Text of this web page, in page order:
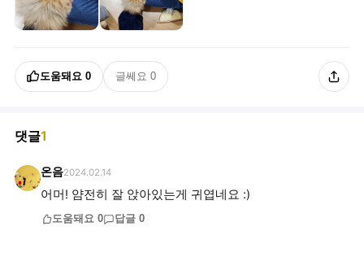
도움돼요 0 글쎄요 0
댓글1
온음2024.02.14
어머! 얌전히 잘 앉아있는게 귀엽네요 :)
도움돼요 0 답글 0